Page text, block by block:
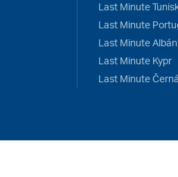
Last Minute
Last Minute
Last Minute
Last Minute Kypr
Last Minute